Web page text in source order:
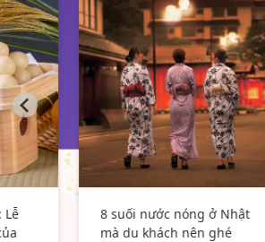
Nhật
Tám lâu đài ở Nhật du
khách phải ghé thăm